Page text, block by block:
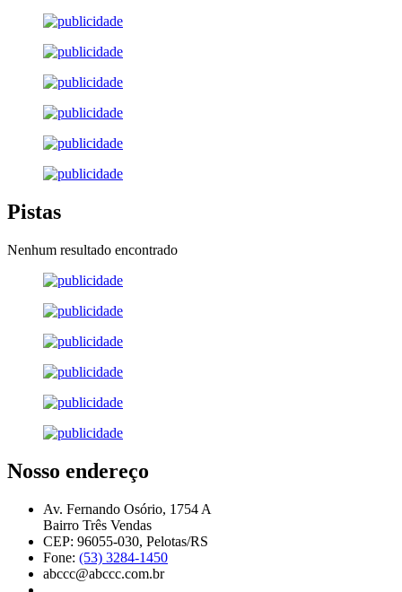
Pistas
Nenhum resultado encontrado
Nosso endereço
Av. Fernando Osório, 1754 A
Bairro Três Vendas
CEP: 96055-030, Pelotas/RS
Fone: (53) 3284-1450
abccc@abccc.com.br